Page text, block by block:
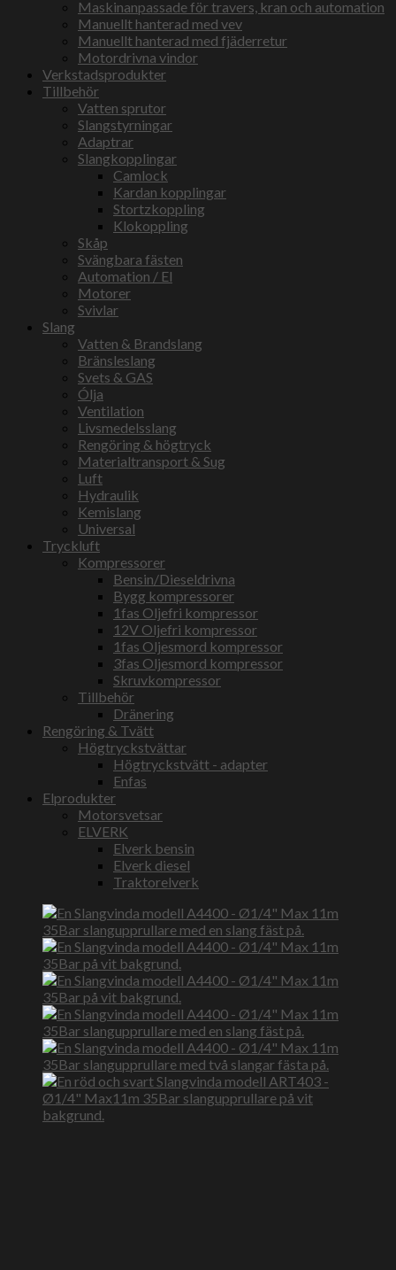
Maskinanpassade för travers, kran och automation
Manuellt hanterad med vev
Manuellt hanterad med fjäderretur
Motordrivna vindor
Verkstadsprodukter
Tillbehör
Vatten sprutor
Slangstyrningar
Adaptrar
Slangkopplingar
Camlock
Kardan kopplingar
Stortzkoppling
Klokoppling
Skåp
Svängbara fästen
Automation / El
Motorer
Svivlar
Slang
Vatten & Brandslang
Bränsleslang
Svets & GAS
Ólja
Ventilation
Livsmedelsslang
Rengöring & högtryck
Materialtransport & Sug
Luft
Hydraulik
Kemislang
Universal
Tryckluft
Kompressorer
Bensin/Dieseldrivna
Bygg kompressorer
1fas Oljefri kompressor
12V Oljefri kompressor
1fas Oljesmord kompressor
3fas Oljesmord kompressor
Skruvkompressor
Tillbehör
Dränering
Rengöring & Tvätt
Högtryckstvättar
Högtryckstvätt - adapter
Enfas
Elprodukter
Motorsvetsar
ELVERK
Elverk bensin
Elverk diesel
Traktorelverk